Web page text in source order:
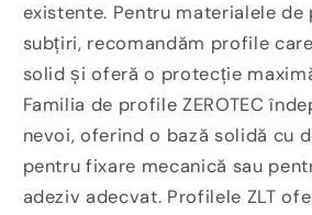
existente. Pentru materialele de
subțiri, recomandăm profile
solid și oferă o protecție
Familia de profile ZEROTEC
nevoi, oferind o bază solidă cu
pentru fixare mecanică sau
adeziv adecvat. Profilele ZLT